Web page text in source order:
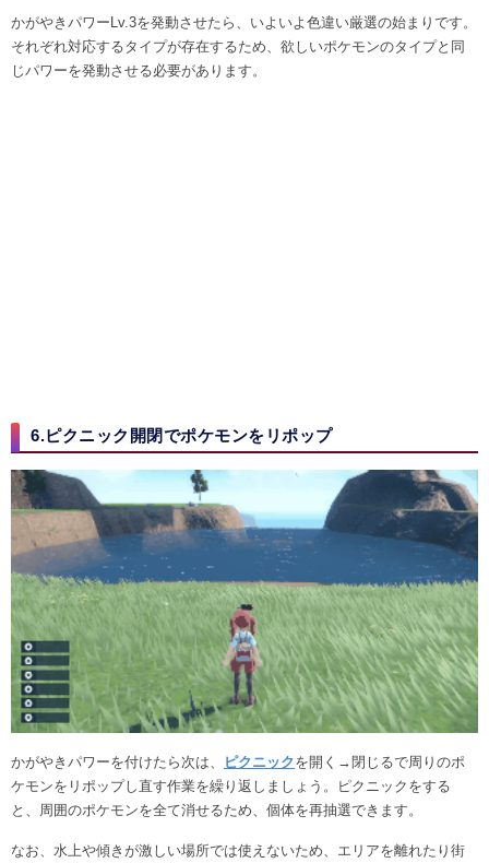
かがやきパワーLv.3を発動させたら、いよいよ色違い厳選の始まりです。
それぞれ対応するタイプが存在するため、欲しいポケモンのタイプと同
じパワーを発動させる必要があります。
6.ピクニック開閉でポケモンをリポップ
かがやきパワーを付けたら次は、 ピクニックを開く→閉じるで周りのポ
ケモンをリポップし直す作業を繰り返しましょう。ピクニックをする
と、周囲のポケモンを全て消せるため、個体を再抽選できます。
なお、水上や傾きが激しい場所では使えないため、エリアを離れたり街